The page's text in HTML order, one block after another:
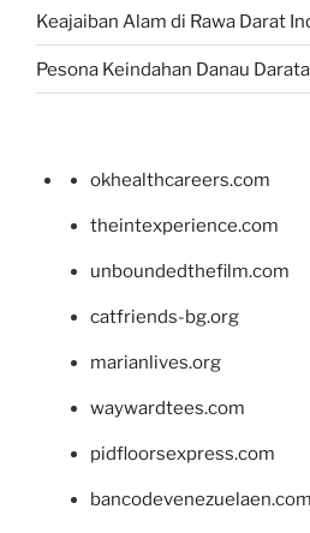
Keajaiban Alam di Rawa Darat
Pesona Keindahan Danau
okhealthcareers.com
theintexperience.com
unboundedthefilm.com
catfriends-bg.org
marianlives.org
waywardtees.com
pidfloorsexpress.com
bancodevenezuelaen.com